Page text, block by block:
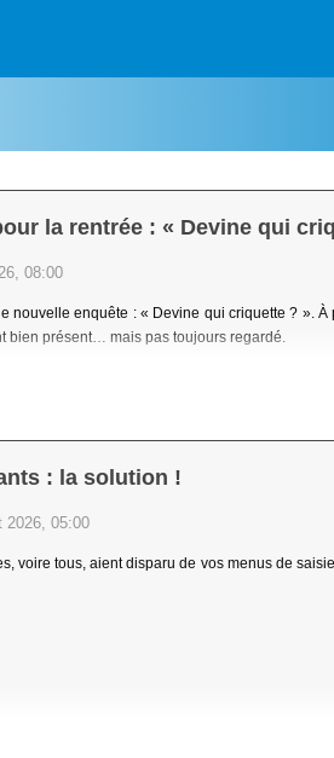
la rentrée : « Devine qui
08:00
enquête : « Devine qui criquette ? ». À
bien présent… mais pas toujours regardé.
: la solution !
2026, 05:00
voire tous, aient disparu de vos menus de